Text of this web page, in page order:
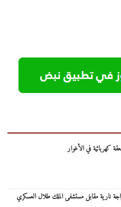
كهربائية في الأغوار
نارية مقابل مستشفى الملك طلال العسكري